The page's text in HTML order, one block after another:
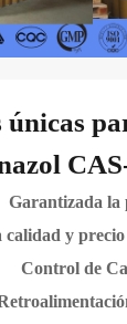
únicas
Garantizada la
calidad y
Control de